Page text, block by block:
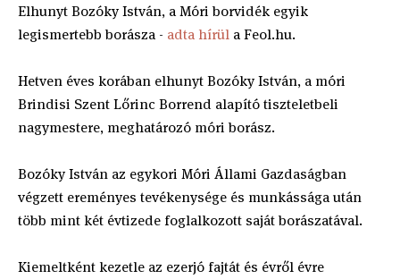
Elhunyt Bozóky István, a Móri borvidék egyik
legismertebb borásza - adta hírül a Feol.hu.
Hetven éves korában elhunyt Bozóky István, a móri
Brindisi Szent Lőrinc Borrend alapító tiszteletbeli
nagymestere, meghatározó móri borász.
Bozóky István az egykori Móri Állami Gazdaságban
végzett ereményes tevékenysége és munkássága után
több mint két évtizede foglalkozott saját borászatával.
Kiemeltként kezetle az ezerjó fajtát és évről évre